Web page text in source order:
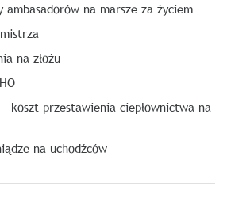
ambasadorów na marsze za życiem
na złożu
– koszt przestawienia ciepłownictwa na
na uchodźców